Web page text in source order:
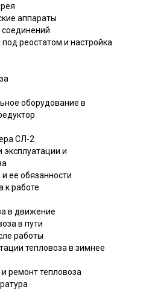
аппараты
реостатом и настройка
оборудование в
СЛ-2
эксплуатации и
ее обязанности
к работе
в движение
в пути
работы
тепловоза в зимнее
ремонт тепловоза